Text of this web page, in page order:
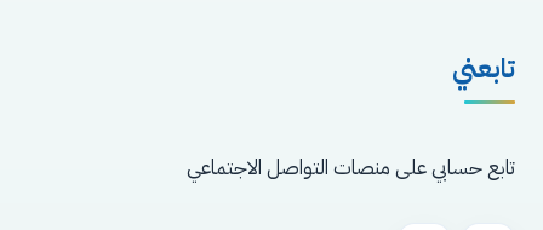
تابعني
تابع حسابي على منصات التواصل الاجتماعي